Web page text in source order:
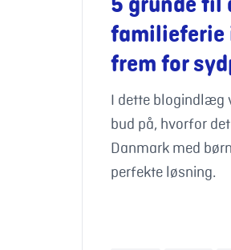
5 grunde til
familieferie
frem for
I dette blogindlæg
bud på, hvorfor
Danmark med
perfekte løsning.